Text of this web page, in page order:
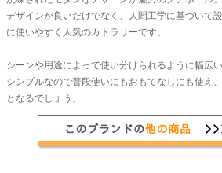
デザインが良いだけでなく、人間工学に基づいて
に使いやすく人気のカトラリーです。
シーンや用途によって使い分けられるように幅広
シンプルなので普段使いにもおもてなしにも使え
となるでしょう。